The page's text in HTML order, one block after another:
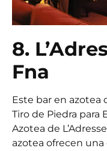
8.
Fna
Este bar en azotea
Tiro de Piedra para
Azotea de
azotea ofrecen